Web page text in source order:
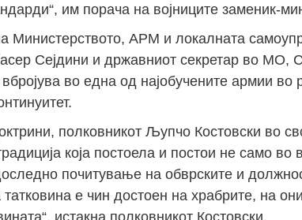
им порача на војниците заменик-
Министерството, АРМ и локалната
Сејдини и државниот секретар во МО,
во една од најобучените армии
полковникот Љупчо Костовски во
која постоела и постои не само
почитување на обврските и
е чин достоен на храбрите, на
истакна полковникот Костовски.